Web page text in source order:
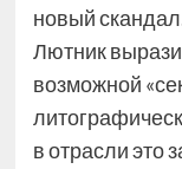
новый
Лютник
возможной
в отрасли это